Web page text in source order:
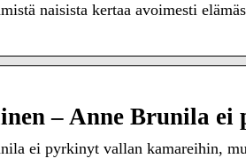
naisista kertaa avoimesti
– Anne Brunila
ei pyrkinyt vallan kamareihin,